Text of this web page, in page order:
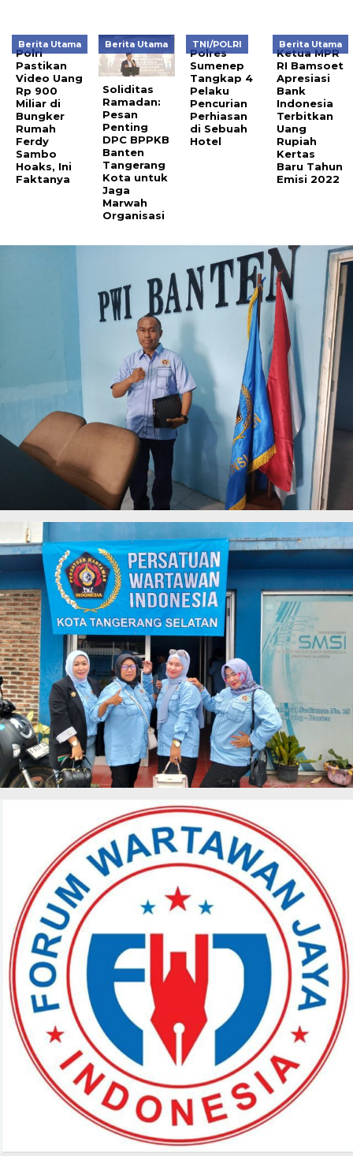
Berita Utama
Polri
Pastikan
Video Uang
Rp 900
Miliar di
Bungker
Rumah
Ferdy
Sambo
Hoaks, Ini
Faktanya
Berita Utama
Soliditas
Ramadan:
Pesan
Penting
DPC BPPKB
Banten
Tangerang
Kota untuk
Jaga
Marwah
Organisasi
TNI/POLRI
Polres
Sumenep
Tangkap 4
Pelaku
Pencurian
Perhiasan
di Sebuah
Hotel
Berita Utama
Ketua MPR
RI Bamsoet
Apresiasi
Bank
Indonesia
Terbitkan
Uang
Rupiah
Kertas
Baru Tahun
Emisi 2022